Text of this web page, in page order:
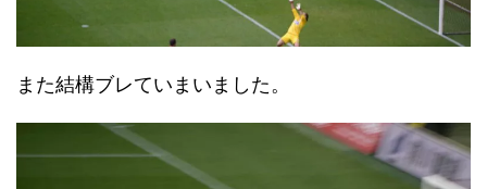
また結構ブレていまいました。